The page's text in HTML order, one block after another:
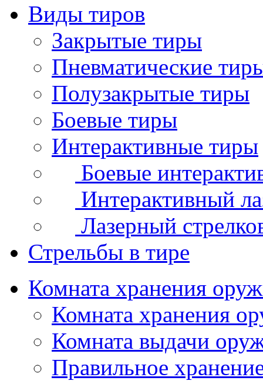
Виды тиров
Закрытые тиры
Пневматические
Полузакрытые тиры
Боевые тиры
Интерактивные тиры
Боевые
Интерактивный
Лазерный
Стрельбы в тире
Комната хранения
Комната хранения
Комната выдачи
Правильное